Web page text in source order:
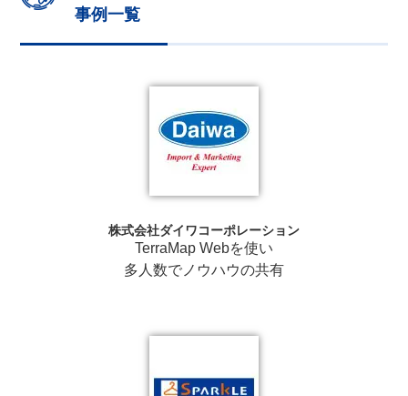
事例一覧
株式会社ダイワコーポレーション
TerraMap Webを使い
多人数でノウハウの共有